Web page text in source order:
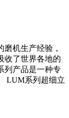
机生产经验，
收了世界各地的
列产品是一种专
LUM系列超细立